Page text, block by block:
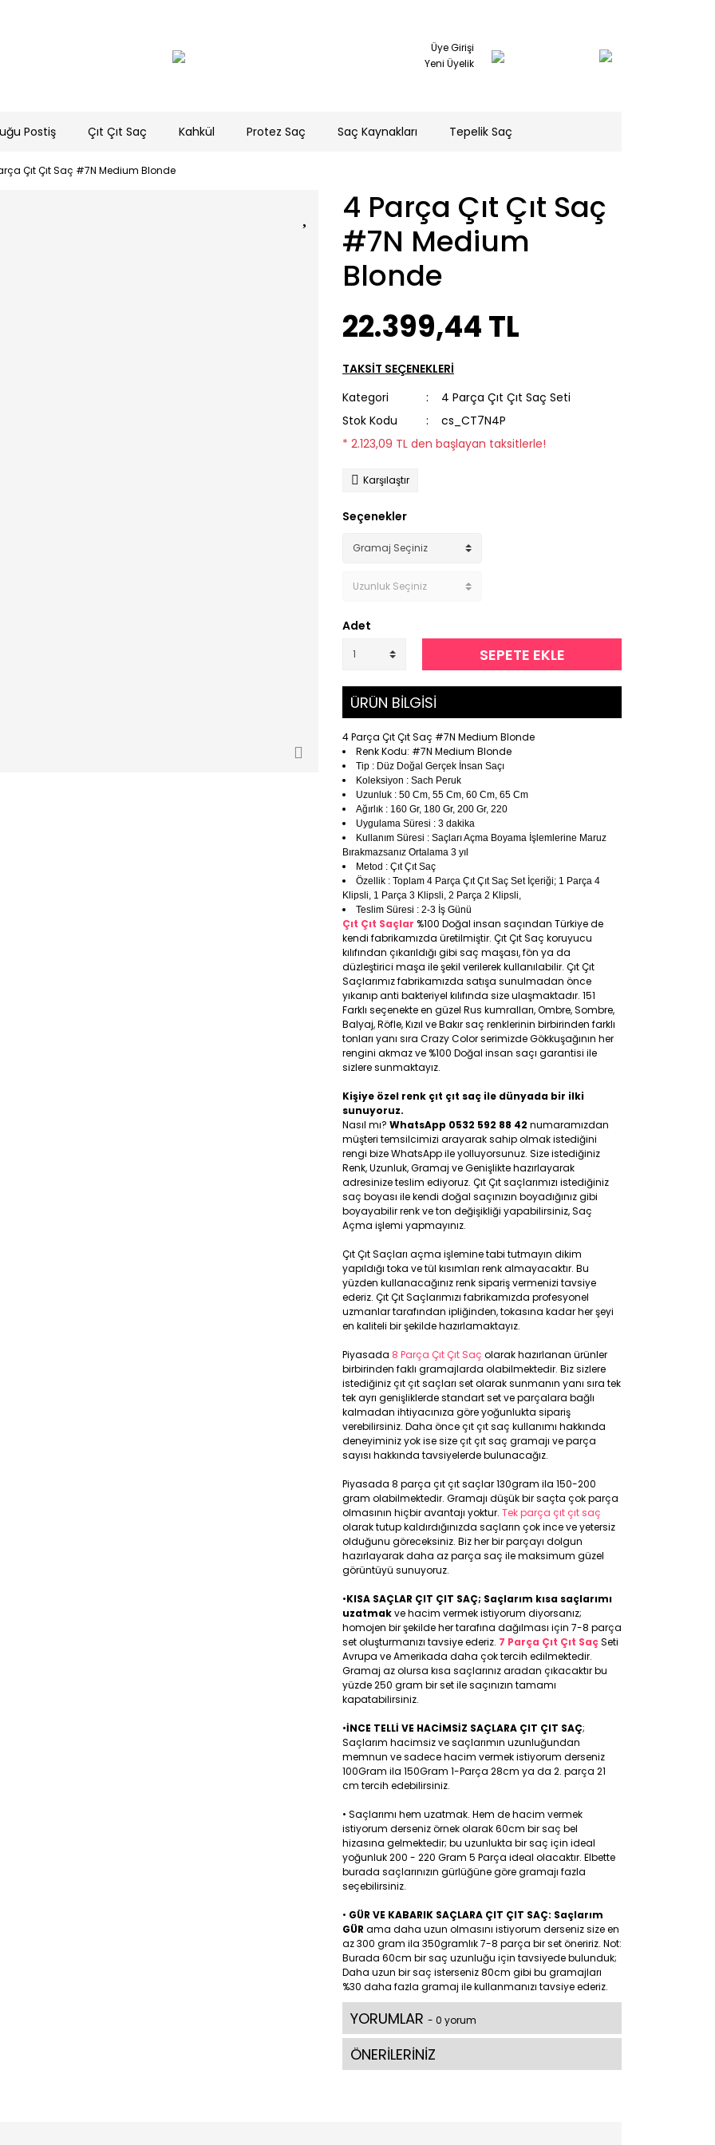
Üye Girişi
Yeni Üyelik
Postiş Çıt Çıt Saç Kahkül Protez Saç Saç Kaynakları Tepelik Saç
Çıt Çıt Saç #7N Medium Blonde
4 Parça Çıt Çıt Saç
#7N Medium
Blonde
22.399,44 TL
TAKSİT SEÇENEKLERİ
Kategori
4 Parça Çıt Çıt Saç Seti
Stok Kodu
cs_CT7N4P
* 2.123,09 TL den başlayan taksitlerle!
Karşılaştır
Seçenekler
Adet
SEPETE EKLE
ÜRÜN BİLGİSİ
4 Parça Çıt Çıt Saç #7N Medium Blonde
Renk Kodu: #7N Medium Blonde
Tip : Düz Doğal Gerçek İnsan Saçı
Koleksiyon : Sach Peruk
Uzunluk : 50 Cm, 55 Cm, 60 Cm, 65 Cm
Ağırlık : 160 Gr, 180 Gr, 200 Gr, 220
Uygulama Süresi : 3 dakika
Kullanım Süresi : Saçları Açma Boyama İşlemlerine Maruz
Bırakmazsanız Ortalama 3 yıl
Metod : Çıt Çıt Saç
Özellik : Toplam 4 Parça Çıt Çıt Saç Set İçeriği; 1 Parça 4
Klipsli, 1 Parça 3 Klipsli, 2 Parça 2 Klipsli,
Teslim Süresi : 2-3 İş Günü
Çıt Çıt Saçlar %100 Doğal insan saçından Türkiye de
kendi fabrikamızda üretilmiştir. Çıt Çıt Saç koruyucu
kılıfından çıkarıldığı gibi saç maşası, fön ya da
düzleştirici maşa ile şekil verilerek kullanılabilir. Çıt Çıt
Saçlarımız fabrikamızda satışa sunulmadan önce
yıkanıp anti bakteriyel kılıfında size ulaşmaktadır. 151
Farklı seçenekte en güzel Rus kumralları, Ombre, Sombre,
Balyaj, Röfle, Kızıl ve Bakır saç renklerinin birbirinden farklı
tonları yanı sıra Crazy Color serimizde Gökkuşağının her
rengini akmaz ve %100 Doğal insan saçı garantisi ile
sizlere sunmaktayız.
Kişiye özel renk çıt çıt saç ile dünyada bir ilki
sunuyoruz.
Nasıl mı? WhatsApp 0532 592 88 42 numaramızdan
müşteri temsilcimizi arayarak sahip olmak istediğini
rengi bize WhatsApp ile yolluyorsunuz. Size istediğiniz
Renk, Uzunluk, Gramaj ve Genişlikte hazırlayarak
adresinize teslim ediyoruz. Çıt Çıt saçlarımızı istediğiniz
saç boyası ile kendi doğal saçınızın boyadığınız gibi
boyayabilir renk ve ton değişikliği yapabilirsiniz, Saç
Açma işlemi yapmayınız.
Çıt Çıt Saçları açma işlemine tabi tutmayın dikim
yapıldığı toka ve tül kısımları renk almayacaktır. Bu
yüzden kullanacağınız renk sipariş vermenizi tavsiye
ederiz. Çıt Çıt Saçlarımızı fabrikamızda profesyonel
uzmanlar tarafından ipliğinden, tokasına kadar her şeyi
en kaliteli bir şekilde hazırlamaktayız.
Piyasada 8 Parça Çıt Çıt Saç olarak hazırlanan ürünler
birbirinden faklı gramajlarda olabilmektedir. Biz sizlere
istediğiniz çıt çıt saçları set olarak sunmanın yanı sıra tek
tek ayrı genişliklerde standart set ve parçalara bağlı
kalmadan ihtiyacınıza göre yoğunlukta sipariş
verebilirsiniz. Daha önce çıt çıt saç kullanımı hakkında
deneyiminiz yok ise size çıt çıt saç gramajı ve parça
sayısı hakkında tavsiyelerde bulunacağız.
Piyasada 8 parça çıt çıt saçlar 130gram ila 150-200
gram olabilmektedir. Gramajı düşük bir saçta çok parça
olmasının hiçbir avantajı yoktur. Tek parça çıt çıt saç
olarak tutup kaldırdığınızda saçların çok ince ve yetersiz
olduğunu göreceksiniz. Biz her bir parçayı dolgun
hazırlayarak daha az parça saç ile maksimum güzel
görüntüyü sunuyoruz.
•KISA SAÇLAR ÇIT ÇIT SAÇ; Saçlarım kısa saçlarımı
uzatmakve hacim vermek istiyorum diyorsanız;
homojen bir şekilde her tarafına dağılması için 7-8 parça
set oluşturmanızı tavsiye ederiz. 7 Parça Çıt Çıt SaçSeti
Avrupa ve Amerikada daha çok tercih edilmektedir.
Gramaj az olursa kısa saçlarınız aradan çıkacaktır bu
yüzde 250 gram bir set ile saçınızın tamamı
kapatabilirsiniz.
•İNCE TELLİ VE HACİMSİZ SAÇLARA ÇIT ÇIT SAÇ;
Saçlarım hacimsiz ve saçlarımın uzunluğundan
memnun ve sadece hacim vermek istiyorum derseniz
100Gram ila 150Gram 1-Parça 28cm ya da 2. parça 21
cm tercih edebilirsiniz.
• Saçlarımı hem uzatmak. Hem de hacim vermek
istiyorum derseniz örnek olarak 60cm bir saç bel
hizasına gelmektedir; bu uzunlukta bir saç için ideal
yoğunluk 200 - 220 Gram 5 Parça ideal olacaktır. Elbette
burada saçlarınızın gürlüğüne göre gramajı fazla
seçebilirsiniz.
• GÜR VE KABARIK SAÇLARA ÇIT ÇIT SAÇ: Saçlarım
GÜR ama daha uzun olmasını istiyorum derseniz size en
az 300 gram ila 350gramlık 7-8 parça bir set öneririz. Not:
Burada 60cm bir saç uzunluğu için tavsiyede bulunduk;
Daha uzun bir saç isterseniz 80cm gibi bu gramajları
%30 daha fazla gramaj ile kullanmanızı tavsiye ederiz.
YORUMLAR - 0 yorum
ÖNERİLERİNİZ